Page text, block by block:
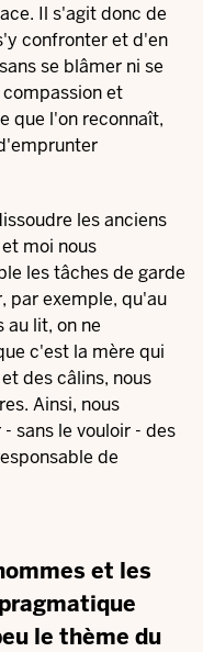
Il s'agit donc de
confronter et d'en
se blâmer ni se
et
que l'on reconnaît,
les anciens
moi nous
les tâches de garde
par exemple, qu'au
lit, on ne
c'est la mère qui
des câlins, nous
Ainsi, nous
sans le vouloir - des
de
et les
le thème du